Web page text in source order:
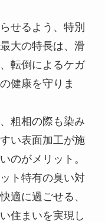
せるよう、特別
大の特長は、滑
転倒によるケガ
健康を守りま
粗相の際も染み
い表面加工が施
のがメリット。
ト特有の臭い対
適に過ごせる、
住まいを実現し